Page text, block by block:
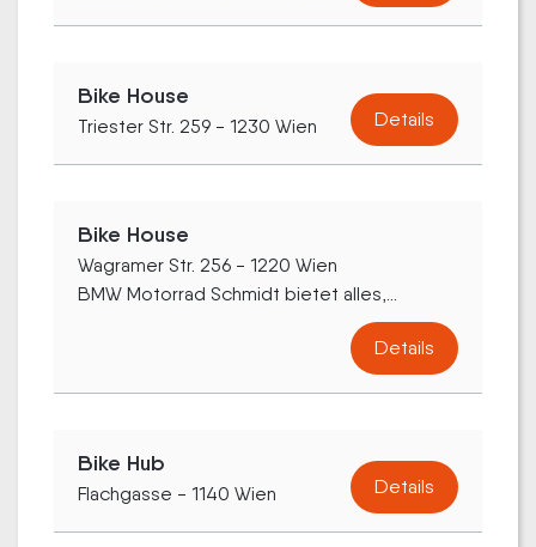
Bike House
Triester Str. 259 - 1230 Wien Details
Bike House
Wagramer Str. 256 - 1220 Wien
BMW Motorrad Schmidt bietet alles,...
Details
Bike Hub
Flachgasse - 1140 Wien Details